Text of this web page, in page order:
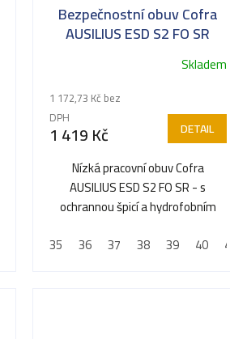
43 44 45 46 47 48
Bezpečnostní obuv Cofra
AUSILIUS ESD S2 FO SR
Skladem
1 172,73 Kč bez
DPH
1 419 Kč DETAIL
Nízká pracovní obuv Cofra
AUSILIUS ESD S2 FO SR - s
ochrannou špicí a hydrofobním
35 36 37 38 39 40 41